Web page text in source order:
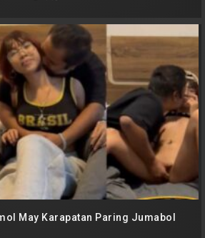
May Karapatan Paring Jumabol